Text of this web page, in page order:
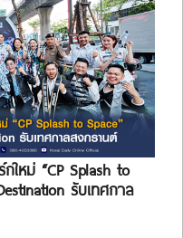
ใหม่ “CP Splash to
รับเทศกาล